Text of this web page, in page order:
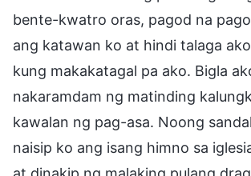
bente-kwatro oras, pagod na
ang katawan ko at hindi talaga
kung makakatagal pa ako. Bigla
nakaramdam ng matinding
kawalan ng pag-asa. Noong
naisip ko ang isang himno sa